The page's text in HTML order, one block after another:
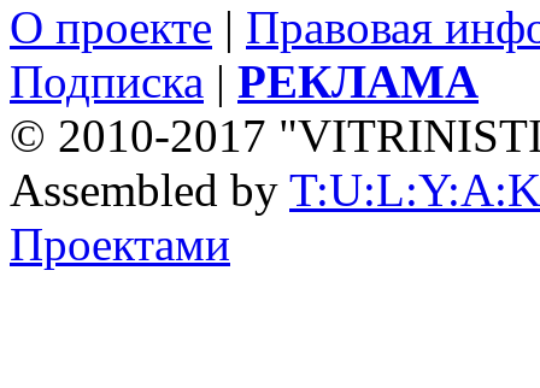
О проекте | Правовая
Подписка | РЕКЛАМА
© 2010-2017
Assembled by
Проектами